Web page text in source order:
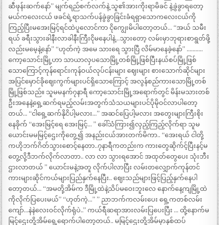
ဆီဖုန်းဆက်နော်” မျက်ရည်စက်လက်နဲ့ သူ၏အားကိုးရာမိခင် နဲ့ခွဲခွာရတော့
မယ်ကလေးငယ် ဖခင်ရဲ့ရာသက်ပန်ခွဲခွာခြင်းခံရရှာသောကလေးငယ်ကို
ကြည့်ပြီးမအေးမြင့်ရင်ထဲပူလောင်ကာ ငိုကျွေးမိပါတော့တယ်… “အယ် သမီး
ရယ် ခရီးသွားခါနီးလာခါနီးကြီးငိုမနေပါနဲ့…သွားတော့ လမ်းမှာဘုရားစာရွတ်ဖို့
လည်းမမေ့နဲ့နော်” “ဟုတ်ကဲ့ အမေ သားရေ သွားပြီ လိမ်မာနေခဲ့နော်” ………..
ကော့သောင်းမြို့ဟာ သာယာလှပသောမြို့တစ်မြို့ဖြစ်ပြီးနယ်စပ်မြို့ဖြစ်
သောကြောင့်ကုန်ရောင်းကုန်ဝယ်လုပ်ငန်းများ ဈေးများ စားသောက်ဆိုင်များ
အပြင်မှောင်ခိုဈေးကွက်များပင်ရှိသောကြောင့် အလွန်စည်ကားသောမြို့တစ်
မြို့ဖြစ်သည်။ သူမမနက်၇နာရီ ကော့သောင်းမြို့အရောက်တွင် မိန်းမသားတစ်
ဦးအနေနဲ့ရှေ့ဆက်ရမည့်လမ်းအတွက်သံသယများပင်ပိုမိုဝင်လာပါတော့
တယ်… “ငါရှေ့ဆက်နိုငိပါ့မလား…” အဆင်ပြေပါ့မလား အတွေးများကြီးစိုး
နေခိုက် “အေးမြင့်ရေ အေးမြင့်… ” ခေါ်သံကြား၍လှည့်ကြည့်လိုက်ရာ သူမ
ယောင်းမမမြင့်ဌေးကိုတွေ့၍ အနည်းငယ်အားတက်မိကာ.. “အေးရယ် ငါတို့
ကဟိုဘက်ဂိတ်သွားစောင့်နေတာ..၇နာရီကတည်းက ကားတွေဆိုက်င့်ပြီးနင့်မ
တွေ့လို့ဒီဘက်လိုက်လာတာ.. လာ လာ သွားရအောင် အထုတ်တွေပေး သုံးဘီး
ဌားလာတယ် ” ယောင်းမနဲ့အတူ လိုက်ပါလာပြီး လမ်းတလျှောက်ကုန်တင်
ကားများဆိုင်ကယ်များပြည်နှက်နေပြီး.. ဈေးသည်များဖြင့်ပြည့်နှက်နေပါ
တော့တယ်… “အမတို့အိမ်က ဒီမြို့ထဲနဲ့သိပ်မဝေးဘူးလေ နောက်နေ့ကျမြို့ထဲ
ကိုလိုက်ပြပေးမယ်” “ဟုတ်ကဲ့…” ” ညာဘက်ကလမ်းပေး ရှေ့ကတစ်လမ်း
ကျော်…နဲနဲလေးဝင်လိုက်ရုံပဲ..” ကယ်ရီဆရာအားလမ်းပြပေးပြီး … ထို့နောက်မ
မြင့်ဌေးတို့အိမ်ရှေ့ရောက်ပါတော့တယ်.. မမြင့်ဌေးတို့အိမ်မှာနှစ်ထပ်